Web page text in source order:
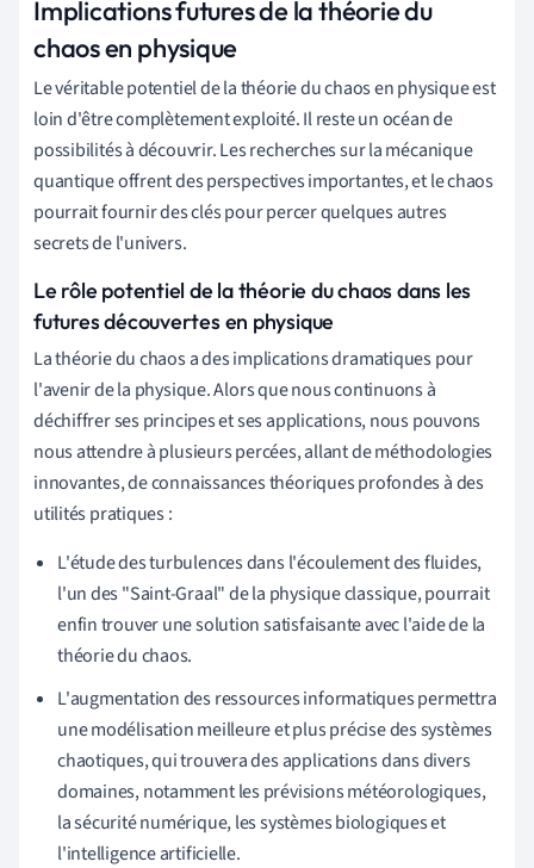
Implications futures de la théorie du
chaos en physique
Le véritable potentiel de la théorie du chaos en physique est
loin d'être complètement exploité. Il reste un océan de
possibilités à découvrir. Les recherches sur la mécanique
quantique offrent des perspectives importantes, et le chaos
pourrait fournir des clés pour percer quelques autres
secrets de l'univers.
Le rôle potentiel de la théorie du chaos dans les
futures découvertes en physique
La théorie du chaos a des implications dramatiques pour
l'avenir de la physique. Alors que nous continuons à
déchiffrer ses principes et ses applications, nous pouvons
nous attendre à plusieurs percées, allant de méthodologies
innovantes, de connaissances théoriques profondes à des
utilités pratiques :
L'étude des turbulences dans l'écoulement des fluides,
l'un des "Saint-Graal" de la physique classique, pourrait
enfin trouver une solution satisfaisante avec l'aide de la
théorie du chaos.
L'augmentation des ressources informatiques permettra
une modélisation meilleure et plus précise des systèmes
chaotiques, qui trouvera des applications dans divers
domaines, notamment les prévisions météorologiques,
la sécurité numérique, les systèmes biologiques et
l'intelligence artificielle.